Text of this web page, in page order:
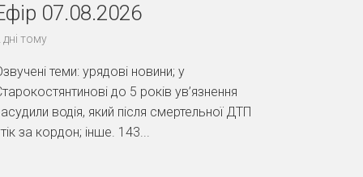
07.08.2026
дні тому
теми: урядові новини; у
до 5 років ув’язнення
водія, який після смертельної ДТП
за кордон; інше. 143...